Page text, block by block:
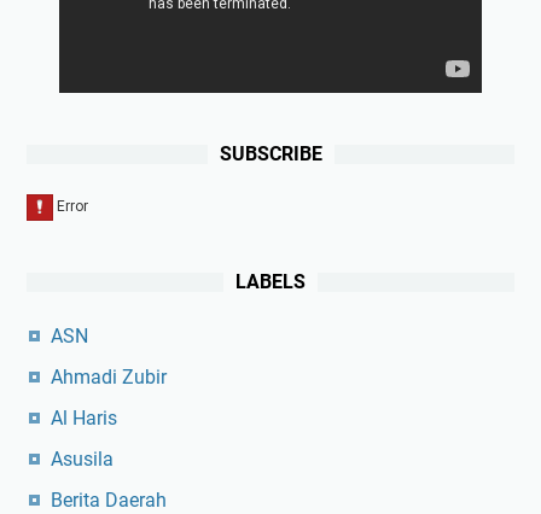
SUBSCRIBE
LABELS
ASN
Ahmadi Zubir
Al Haris
Asusila
Berita Daerah